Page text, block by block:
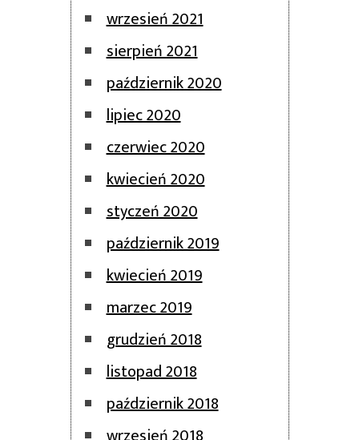
wrzesień 2021
sierpień 2021
październik 2020
lipiec 2020
czerwiec 2020
kwiecień 2020
styczeń 2020
październik 2019
kwiecień 2019
marzec 2019
grudzień 2018
listopad 2018
październik 2018